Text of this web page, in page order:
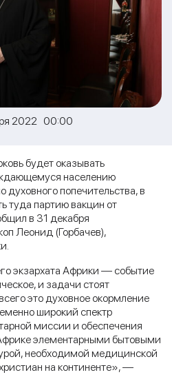
2022 00:00
будет оказывать
населению
духовного попечительства, в
туда партию вакцин от
в 31 декабря
Леонид (Горбачев),
экзархата Африки — событие
и задачи стоят
это духовное окормление
широкий спектр
миссии и обеспечения
элементарными бытовыми
необходимой медицинской
на континенте», —